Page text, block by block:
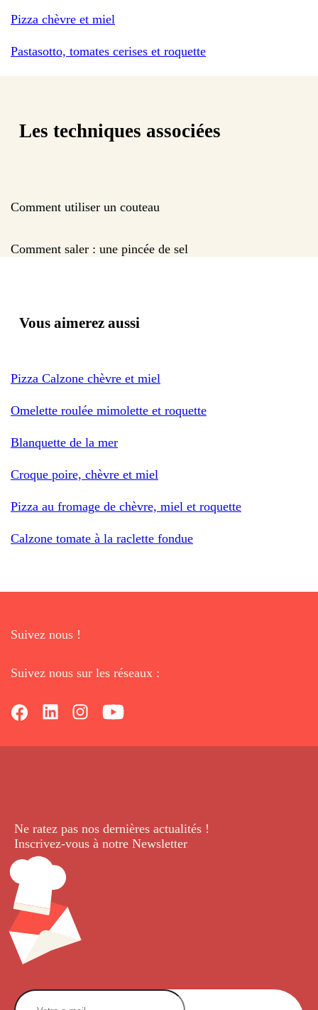
Pizza chèvre et miel
Pastasotto, tomates cerises et roquette
Les techniques associées
Comment utiliser un couteau
Comment saler : une pincée de sel
Vous aimerez aussi
Pizza Calzone chèvre et miel
Omelette roulée mimolette et roquette
Blanquette de la mer
Croque poire, chèvre et miel
Pizza au fromage de chèvre, miel et roquette
Calzone tomate à la raclette fondue
Suivez nous !
Suivez nous sur les réseaux :
Ne ratez pas nos dernières actualités !
Inscrivez-vous à notre Newsletter.